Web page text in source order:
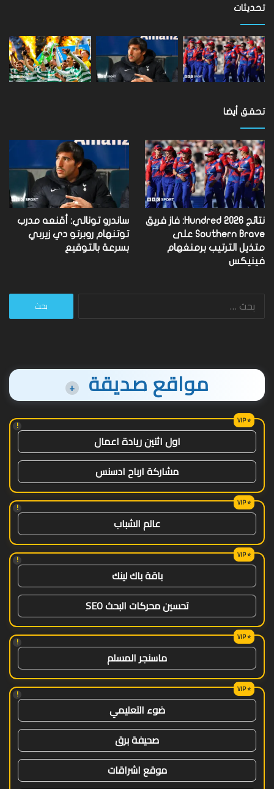
مستوى
العالم
تحديثات
تحقق أيضا
نتائج Hundred 2026: فاز فريق
Southern Brave على
متذيل الترتيب برمنغهام
فينيكس
ساندرو تونالي: أقنعه مدرب
توتنهام روبرتو دي زيربي
بسرعة بالتوقيع
البحث
مواقع صديقة +
!
اول اثنين ريادة اعمال
مشاركة ارباح ادسنس
!
عالم الشباب
!
باقة باك لينك
تحسين محركات البحث SEO
!
ماسنجر المسلم
!
ضوء التعليمي
صحيفة برق
موقع اشراقات